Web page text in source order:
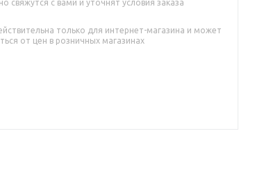
свяжутся с вами и уточнят условия заказа
только для интернет-магазина и может
от цен в розничных магазинах